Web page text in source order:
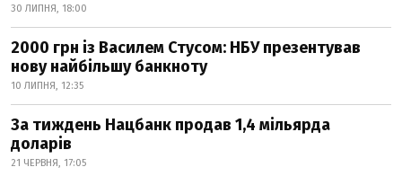
30 ЛИПНЯ, 18:00
2000 грн із Василем Стусом: НБУ презентував
нову найбільшу банкноту
10 ЛИПНЯ, 12:35
За тиждень Нацбанк продав 1,4 мільярда
доларів
21 ЧЕРВНЯ, 17:05